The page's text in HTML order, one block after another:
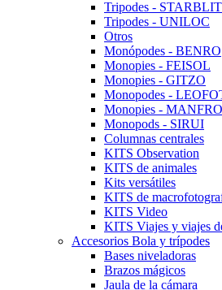
Tripodes -
Tripodes - UNILOC
Otros
Monópodes - BENRO
Monopies - FEISOL
Monopies - GITZO
Monopodes -
Monopies -
Monopods - SIRUI
Columnas centrales
KITS Observation
KITS de animales
Kits versátiles
KITS de
KITS Video
KITS Viajes y viajes
Accesorios Bola y trípodes
Bases niveladoras
Brazos mágicos
Jaula de la cámara